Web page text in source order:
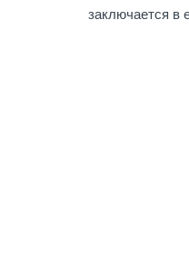
заключается в